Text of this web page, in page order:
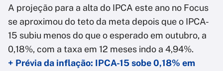
A projeção para a alta do IPCA este ano no Focus
se aproximou do teto da meta depois que o IPCA-
15 subiu menos do que o esperado em outubro, a
0,18%, com a taxa em 12 meses indo a 4,94%.
+ Prévia da inflação: IPCA-15 sobe 0,18% em